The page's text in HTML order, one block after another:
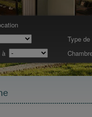
Type de
à